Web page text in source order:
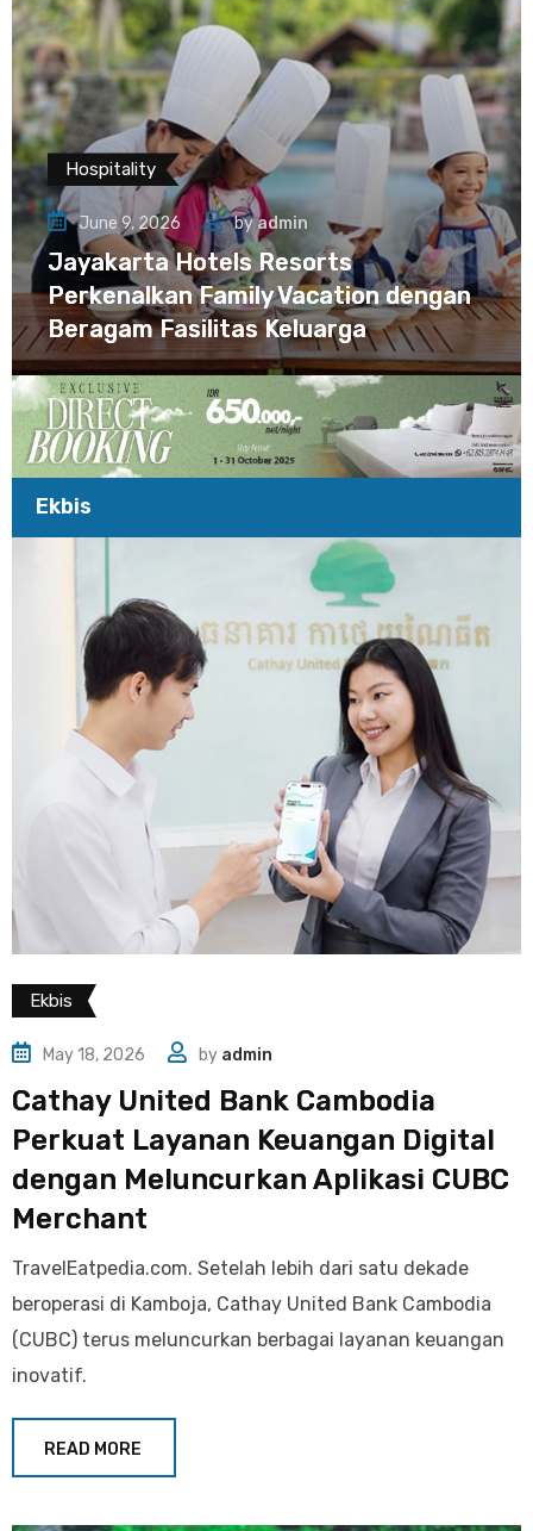
Hospitality
June 9, 2026 byadmin
Jayakarta Hotels Resorts
Perkenalkan Family Vacation dengan
Beragam Fasilitas Keluarga
Ekbis
Ekbis
May 18, 2026 by admin
Cathay United Bank Cambodia
Perkuat Layanan Keuangan Digital
dengan Meluncurkan Aplikasi CUBC
Merchant
TravelEatpedia.com. Setelah lebih dari satu dekade
beroperasi di Kamboja, Cathay United Bank Cambodia
(CUBC) terus meluncurkan berbagai layanan keuangan
inovatif.
READ MORE